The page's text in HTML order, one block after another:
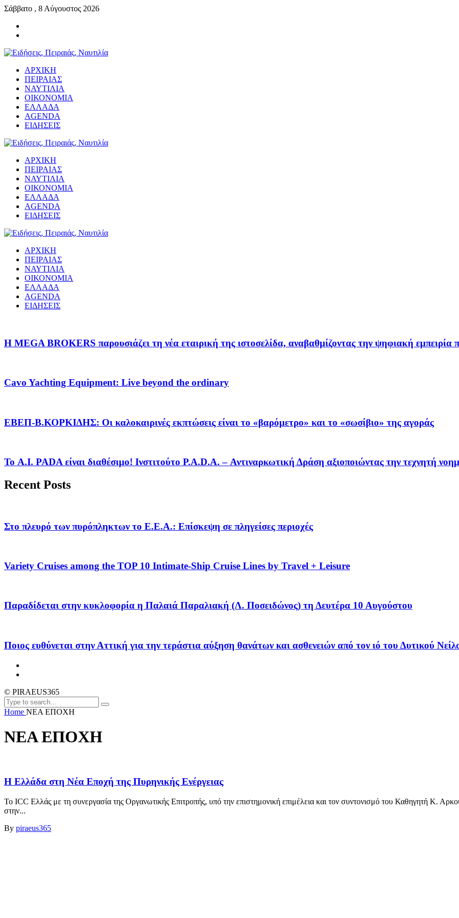
Σάββατο , 8 Αύγουστος 2026
ΑΡΧΙΚΗ
ΠΕΙΡΑΙΑΣ
ΝΑΥΤΙΛΙΑ
ΟΙΚΟΝΟΜΙΑ
ΕΛΛΑΔΑ
AGENDA
ΕΙΔΗΣΕΙΣ
ΑΡΧΙΚΗ
ΠΕΙΡΑΙΑΣ
ΝΑΥΤΙΛΙΑ
ΟΙΚΟΝΟΜΙΑ
ΕΛΛΑΔΑ
AGENDA
ΕΙΔΗΣΕΙΣ
ΑΡΧΙΚΗ
ΠΕΙΡΑΙΑΣ
ΝΑΥΤΙΛΙΑ
ΟΙΚΟΝΟΜΙΑ
ΕΛΛΑΔΑ
AGENDA
ΕΙΔΗΣΕΙΣ
Η MEGA BROKERS παρουσιάζει τη νέα εταιρική της ιστοσελίδα, αναβαθμίζοντας την ψηφιακή εμπειρία
Cavo Yachting Equipment: Live beyond the ordinary
EΒΕΠ-Β.ΚΟΡΚΙΔΗΣ: Οι καλοκαιρινές εκπτώσεις είναι το «βαρόμετρο» και το «σωσίβιο» της αγοράς
Το A.I. PADA είναι διαθέσιμο! Ινστιτούτο P.A.D.A. – Αντιναρκωτική Δράση αξιοποιώντας την τεχνητή
Recent Posts
Στο πλευρό των πυρόπληκτων το Ε.Ε.Α.: Επίσκεψη σε πληγείσες περιοχές
Variety Cruises among the TOP 10 Intimate-Ship Cruise Lines by Travel + Leisure
Παραδίδεται στην κυκλοφορία η Παλαιά Παραλιακή (Λ. Ποσειδώνος) τη Δευτέρα 10 Αυγούστου
Ποιος ευθύνεται στην Αττική για την τεράστια αύξηση θανάτων και ασθενειών από τον ιό του Δυτικού
© PIRAEUS365
Home ΝΕΑ ΕΠΟΧΗ
ΝΕΑ ΕΠΟΧΗ
Η Ελλάδα στη Νέα Εποχή της Πυρηνικής Ενέργειας
To ICC Ελλάς με τη συνεργασία της Οργανωτικής Επιτροπής, υπό την επιστημονική επιμέλεια και τον συντονισμό του Καθηγητή Κ.
στην...
By piraeus365